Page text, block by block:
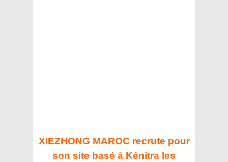
XIEZHONG MAROC recrute pour
son site basé à Kénitra les